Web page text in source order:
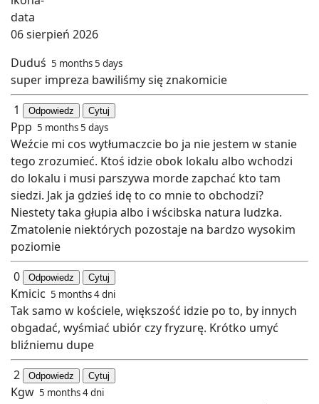
06 sierpień 2026
Duduś 5 months 5 days
super impreza bawiliśmy się znakomicie
1
Odpowiedz Cytuj
Ppp 5 months 5 days
Weźcie mi cos wytłumaczcie bo ja nie jestem w stanie
tego zrozumieć. Ktoś idzie obok lokalu albo wchodzi
do lokalu i musi parszywa morde zapchać kto tam
siedzi. Jak ja gdzieś idę to co mnie to obchodzi?
Niestety taka głupia albo i wścibska natura ludzka.
Zmatolenie niektórych pozostaje na bardzo wysokim
poziomie
0
Odpowiedz Cytuj
Kmicic 5 months 4 dni
Tak samo w kościele, większość idzie po to, by innych
obgadać, wyśmiać ubiór czy fryzurę. Krótko umyć
bliźniemu dupe
2
Odpowiedz Cytuj
Kgw 5 months 4 dni